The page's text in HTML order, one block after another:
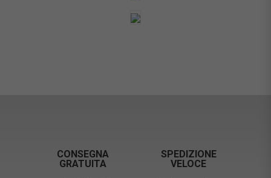
CONSEGNA
GRATUITA
SPEDIZIONE
VELOCE